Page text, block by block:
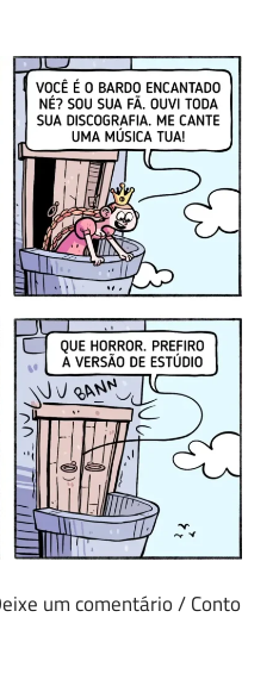
um comentário/Conto